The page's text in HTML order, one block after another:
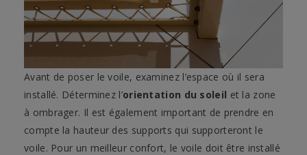
Avant de poser le voile, examinez l’espace où il sera
installé. Déterminez l’orientation du soleil et la zone
à ombrager. Il est également important de prendre en
compte la hauteur des supports qui supporteront le
voile. Pour un meilleur confort, le voile doit être installé